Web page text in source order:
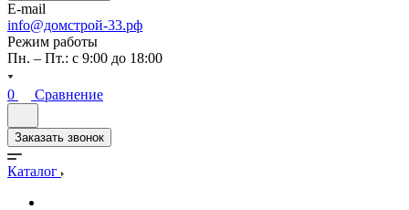
E-mail
info@домстрой-33.рф
Режим работы
Пн. – Пт.: с 9:00 до 18:00
0 Сравнение
Заказать звонок
Каталог